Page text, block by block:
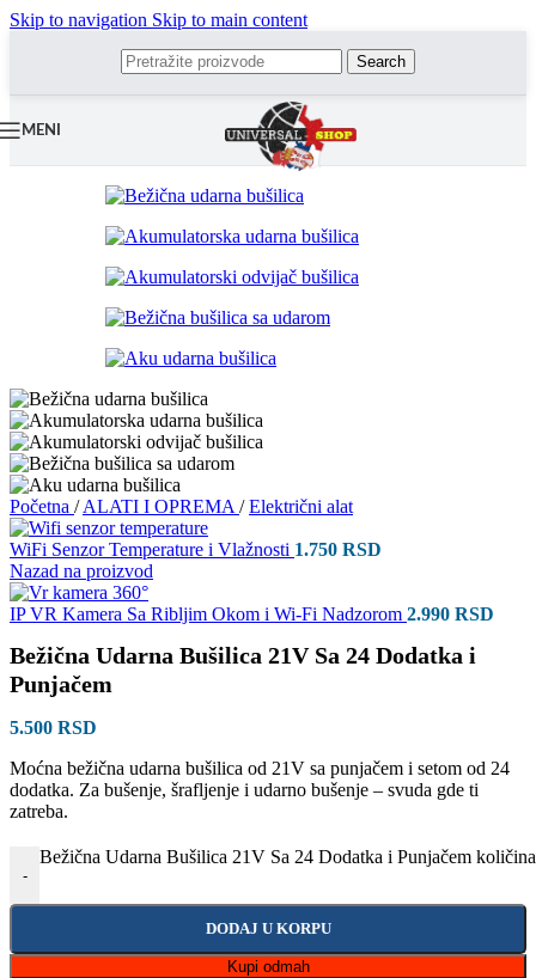
Skip to navigation Skip to main content
Search
MENI
Početna / ALATI I OPREMA / Električni alat
WiFi Senzor Temperature i Vlažnosti 1.750 RSD
Nazad na proizvod
IP VR Kamera Sa Riblji­m Okom i Wi-Fi Nadzorom 2.990 RSD
Bežična Udar­na Bušilica 21V Sa 24 Dodatka i
Punjačem
5.500 RSD
Moćna bežična udarna bušilica od 21V sa punjačem i setom od 24
dodatka. Za bušenje, šrafljenje i udarno bušenje – svuda gde ti
zatreba.
-
Bežična Udar­na Bušilica 21V Sa 24 Dodatka i Punjačem količina
DODAJ U KORPU
Kupi odmah